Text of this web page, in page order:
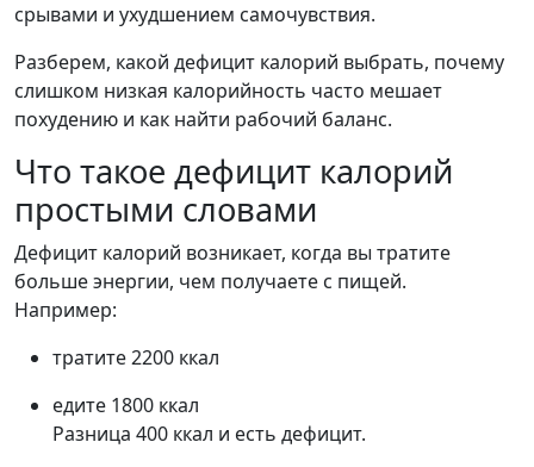
срывами и ухудшением самочувствия.
Разберем, какой дефицит калорий выбрать, почему
слишком низкая калорийность часто мешает
похудению и как найти рабочий баланс.
Что такое дефицит калорий
простыми словами
Дефицит калорий возникает, когда вы тратите
больше энергии, чем получаете с пищей.
Например:
тратите 2200 ккал
едите 1800 ккал
Разница 400 ккал и есть дефицит.